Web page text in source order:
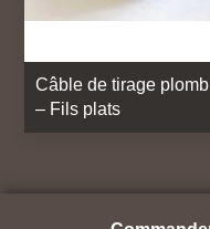
Câble de tirage plomb
– Fils plats